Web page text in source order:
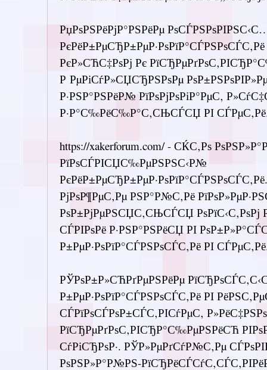
РџРѕРЅРёРјР°РЅРёРµ
РєР»СЋС‡РѕРј Рє
Р РµРіСѓР»СЏСЂРЅРѕРµ
Р·РЅР°РЅРёР№ РїРѕРјРѕРіР°РµС‚
Р·Р°С‰РёС‰Р°С‚СЊСЃСЏ РІ
https://xakerforum.com/ - СЌС‚Рѕ
РїРѕСЃРІСЏС‰РµРЅРЅС‹Р№
РјРѕР¶РµС‚Рµ РЅР°Р№С‚Рё
РѕР±РјРµРЅСЏС‚СЊСЃСЏ РѕРїС‹С‚РѕРј
СЃРІРѕРё Р·РЅР°РЅРёСЏ РІ
Р±РµР·РѕРїР°СЃРЅРѕСЃС‚Рё РІ
РЎРѕР±Р»СЋРґРµРЅРёРµ
Р±РµР·РѕРїР°СЃРЅРѕСЃС‚Рё РІ
СЃРїРѕСЃРѕР±СЃС‚РІСѓРµС‚
РїСЂРµРґРѕС‚РІСЂР°С‰РµРЅРёСЋ
СѓРіСЂРѕР·. РЎР»РµРґСѓР№С‚Рµ
РѕРЅР»Р°Р№РЅ-